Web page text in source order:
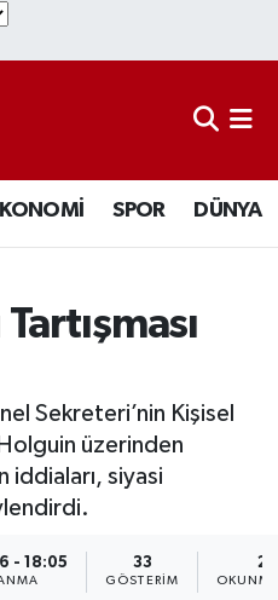
SPOR DÜNYA
Sekreteri’nin Kişisel
üzerinden
iddiaları, siyasi
- 18:05 33
GÖSTERIM
2
Haritası
ve Fikstür